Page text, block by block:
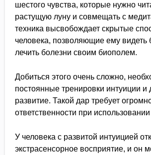
шестого чувства, которые нужно
растущую луну и совмещать с
техника высвобождает скрытые
человека, позволяющие ему видеть
лечить болезни своим биополем.
Добиться этого очень сложно,
постоянные тренировки интуиции и
развитие. Такой дар требует
ответственности при
У человека с развитой интуицией
экстрасенсорное восприятие, и он